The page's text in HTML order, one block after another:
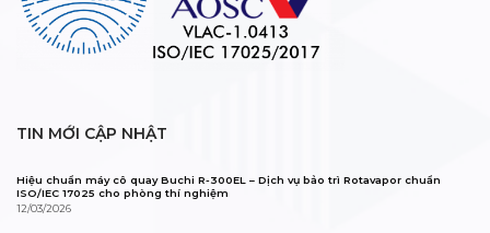
TIN MỚI CẬP NHẬT
Hiệu chuẩn máy cô quay Buchi R-300EL – Dịch vụ bảo trì Rotavapor chuẩn
ISO/IEC 17025 cho phòng thí nghiệm
12/03/2026